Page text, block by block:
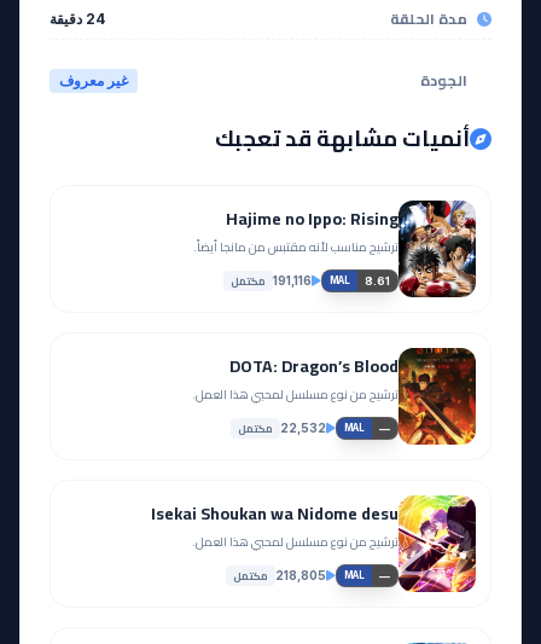
مدة الحلقة 24 دقيقة
الجودة غير معروف
أنميات مشابهة قد تعجبك
Hajime no Ippo: Rising
ترشيح مناسب لأنه مقتبس من مانجا أيضاً.
MAL 8.61
191,116 مكتمل
DOTA: Dragon’s Blood
ترشيح من نوع مسلسل لمحبي هذا العمل.
MAL —
22,532 مكتمل
Isekai Shoukan wa Nidome desu
ترشيح من نوع مسلسل لمحبي هذا العمل.
MAL —
218,805 مكتمل